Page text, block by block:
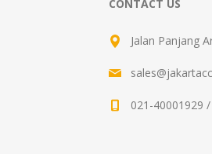
CONTACT US
Jalan Panjang
021-40001929